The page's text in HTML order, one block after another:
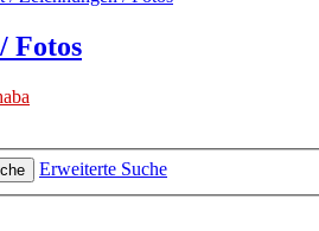
Fotos
Erweiterte Suche